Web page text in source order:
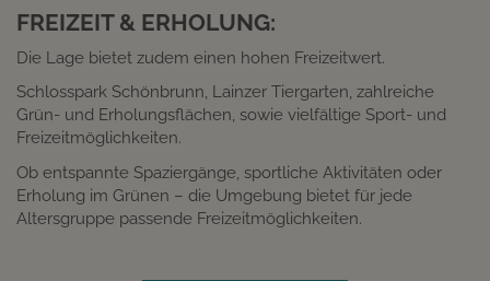
FREIZEIT & ERHOLUNG:
Die Lage bietet zudem einen hohen Freizeitwert.
Schlosspark Schönbrunn, Lainzer Tiergarten, zahlreiche
Grün- und Erholungsflächen, sowie vielfältige Sport- und
Freizeitmöglichkeiten.
Ob entspannte Spaziergänge, sportliche Aktivitäten oder
Erholung im Grünen – die Umgebung bietet für jede
Altersgruppe passende Freizeitmöglichkeiten.